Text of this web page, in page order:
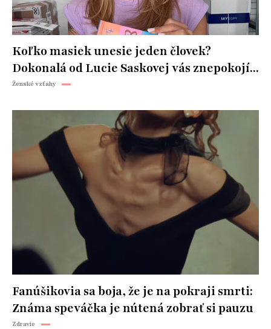
Koľko masiek unesie jeden človek?
Dokonalá od Lucie Saskovej vás znepokojí...
Ženské vzťahy
Fanúšikovia sa boja, že je na pokraji smrti:
Známa speváčka je nútená zobrať si pauzu
Zdravie